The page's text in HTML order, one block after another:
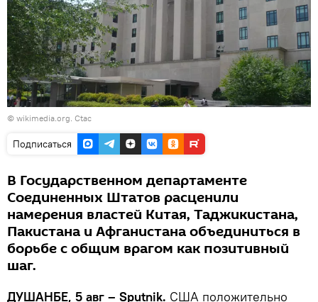
© wikimedia.org. Ctac
Подписаться
В Государственном департаменте
Соединенных Штатов расценили
намерения властей Китая, Таджикистана,
Пакистана и Афганистана объединиться в
борьбе с общим врагом как позитивный
шаг.
ДУШАНБЕ, 5 авг – Sputnik. США положительно